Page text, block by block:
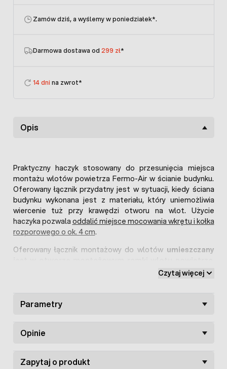
Zamów dziś, a wyślemy w poniedziałek*.
Darmowa dostawa od 299 zł*
14 dni na zwrot*
Opis
Praktyczny haczyk stosowany do przesunięcia miejsca
montażu wlotów powietrza Fermo-Air w ścianie budynku.
Oferowany łącznik przydatny jest w sytuacji, kiedy ściana
budynku wykonana jest z materiału, który uniemożliwia
wiercenie tuż przy krawędzi otworu na wlot. Użycie
haczyka pozwala oddalić miejsce mocowania wkrętu i kołka
rozporowego o ok. 4 cm.
Oferowany łącznik montażowy do wlotów umieszczany
wlotami Fermo-Air i
wytrzymałości.
wchodzą w skład zestawu - są one do zakupu oddzielnie w
Czytaj więcej
Parametry
Opinie
Zapytaj o produkt